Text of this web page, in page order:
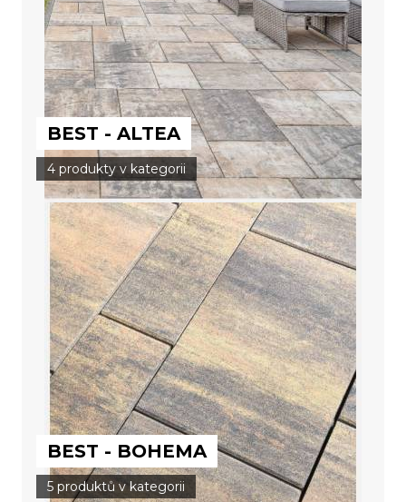
BEST - ALTEA
4 produkty v kategorii
BEST - BOHEMA
5 produktů v kategorii